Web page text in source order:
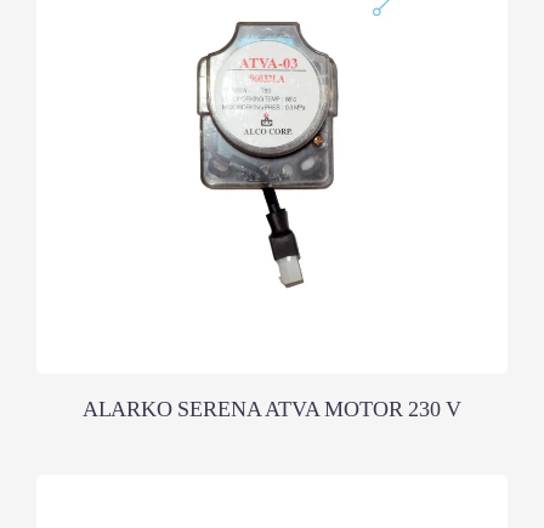
ALARKO SERENA ATVA MOTOR 230 V